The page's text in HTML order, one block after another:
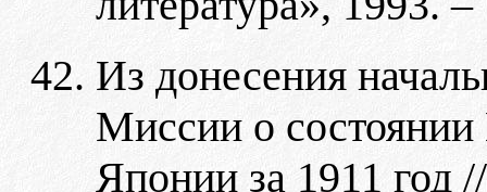
Из донесения
Миссии о
Японии за 1911 год